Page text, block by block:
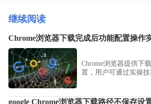
继续阅读
Chrome浏览器下载完成后功能配置操作
Chrome浏览器提供下
置，用户可通过实操
google Chrome浏览器下载路径不保存设